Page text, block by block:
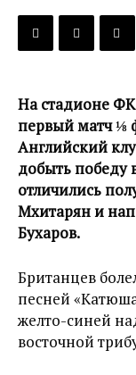
Кыргызстана
На стадионе
первый матч ⅛
Английский
добыть победу
отличились
Мхитарян и
Бухаров.
Британцев
песней
желто-синей
восточной